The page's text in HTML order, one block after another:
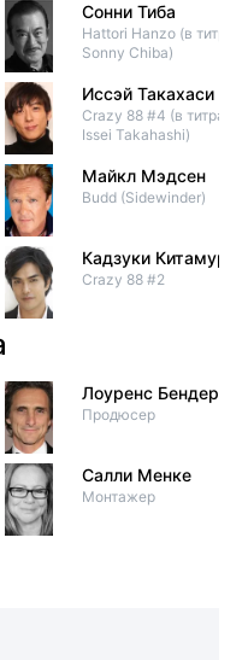
Сонни Тиба
Hattori Hanzo (в титрах:
Sonny Chiba)
Иссэй Такахаси
Crazy 88 #4 (в титрах:
Issei Takahashi)
Майкл Мэдсен
Budd (Sidewinder)
Кадзуки Китамура
Crazy 88 #2
Лоуренс Бендер
Продюсер
Салли Менке
Монтажер